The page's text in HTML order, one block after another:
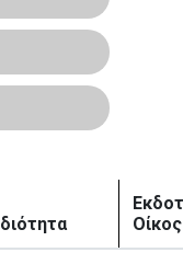
Ιδιότητα
Οίκος